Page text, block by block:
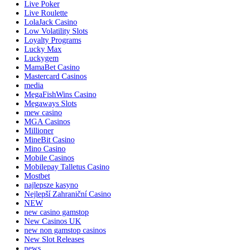
Live Poker
Live Roulette
LolaJack Casino
Low Volatility Slots
Loyalty Programs
Lucky Max
Luckygem
MamaBet Casino
Mastercard Casinos
media
MegaFishWins Casino
Megaways Slots
mew casino
MGA Casinos
Millioner
MineBit Casino
Mino Casino
Mobile Casinos
Mobilepay Talletus Casino
Mostbet
najlepsze kasyno
Nejlepší Zahraniční Casino
NEW
new casino gamstop
New Casinos UK
new non gamstop casinos
New Slot Releases
news